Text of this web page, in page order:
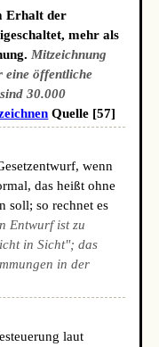
Erhalt der
mehr als
Mitzeichnung
eine öffentliche
30.000
Quelle [57]
wenn
das heißt ohne
soll; so rechnet es
Entwurf ist zu
in Sicht"; das
in der
laut